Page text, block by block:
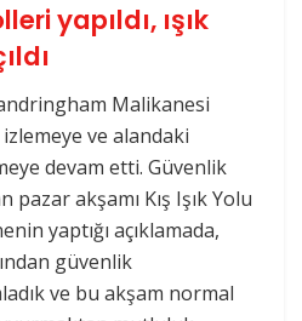
yapıldı, ışık
Malikanesi
ve alandaki
devam etti. Güvenlik
akşamı Kış Işık Yolu
yaptığı açıklamada,
güvenlik
ve bu akşam normal